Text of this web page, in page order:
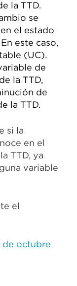
la TTD.
se
el estado
este caso,
(UC).
de
la TTD,
de
la TTD.
si la
en el
TTD, ya
variable
el
de octubre